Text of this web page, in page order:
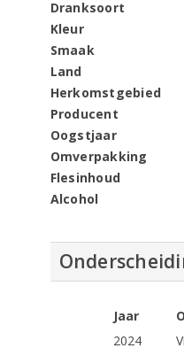
Dranksoort
Kleur
Smaak
Land
Herkomstgebied
Producent
Oogstjaar
Omverpakking
Flesinhoud
Alcohol
Jaar
2024